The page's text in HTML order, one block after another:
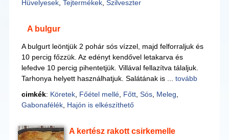
Hüvelyesek, Tejtermékek, Szilveszter
A bulgur
A bulgurt leöntjük 2 pohár sós vízzel, majd felforraljuk és
10 percig főzzük. Az edényt kendővel letakarva és
lefedve 10 percig pihentetjük. Villával fellazítva tálaljuk.
Tarhonya helyett használhatjuk. Salátának is ... tovább
cimkék: Köretek, Főétel mellé, Főtt, Sós, Meleg
Gabonafélék, Hajón is elkészíthető
A kertész rakott csirkemelle